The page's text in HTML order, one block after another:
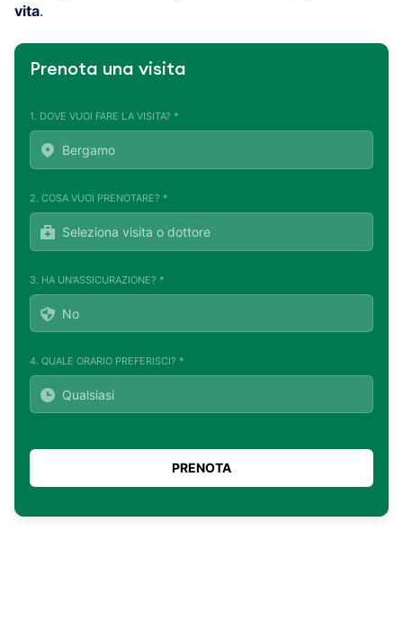
vita.
Prenota una visita
1. DOVE VUOI FARE LA VISITA? *
2. COSA VUOI PRENOTARE? *
3. HA UN'ASSICURAZIONE? *
4. QUALE ORARIO PREFERISCI? *